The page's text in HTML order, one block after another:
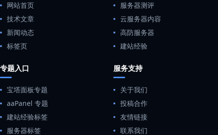
网站首页
技术文章
新闻动态
标签页
服务器测评
云服务器内容
高防服务器
建站经验
专题入口
宝塔面板专题
aaPanel 专题
建站经验标签
服务器标签
服务支持
关于我们
投稿合作
友情链接
联系我们